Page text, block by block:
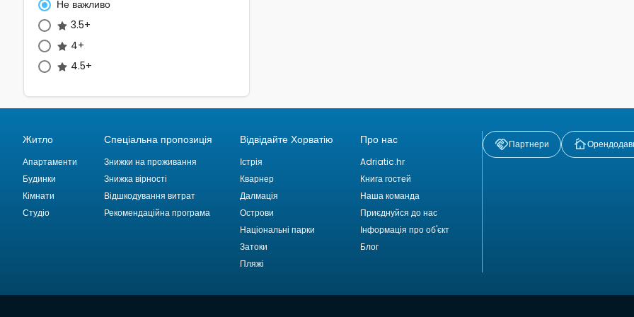
Не важливо
3.5+
4+
4.5+
Житло
Апартаменти
Будинки
Кімнати
Студіо
Спеціальна пропозиція
Знижки на проживання
Знижка вірності
Відшкодування витрат
Рекомендаційна програма
Відвідайте Хорватію
Істрія
Кварнер
Далмація
Острови
Національні парки
Затоки
Пляжі
Про нас
Adriatic.hr
Книга гостей
Наша команда
Приєднуйся до нас
Інформація про об'єкт
Блог
Партнери